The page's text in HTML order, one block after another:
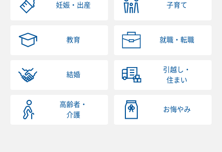
妊娠・出産 子育て
教育 就職・転職
結婚
引越し・
住まい
高齢者・
介護
お悔やみ